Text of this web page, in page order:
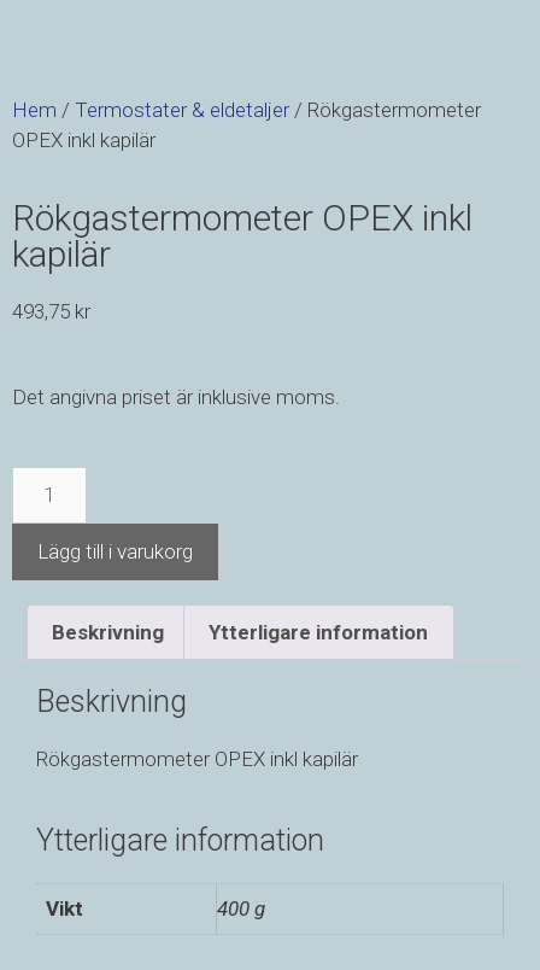
Hem / Termostater & eldetaljer/ Rökgastermometer
OPEX inkl kapilär
Rökgastermometer OPEX inkl
kapilär
493,75 kr
Det angivna priset är inklusive moms.
Lägg till i varukorg
Beskrivning Ytterligare information
Beskrivning
Rökgastermometer OPEX inkl kapilär
Ytterligare information
Vikt 400 g